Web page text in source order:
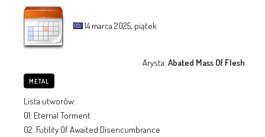
14 marca 2025, piątek
Arysta:Abated Mass Of Flesh
METAL
Lista utworów:
01. Eternal Torment
02. Futility Of Awaited Disencumbrance